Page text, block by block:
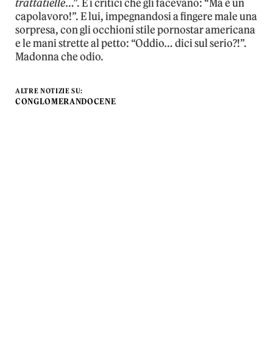
trattatielle…”. E i critici che gli facevano: “Ma è un
capolavoro!”. E lui, impegnandosi a fingere male una
sorpresa, con gli occhioni stile pornostar americana
e le mani strette al petto: “Oddio… dici sul serio?!”.
Madonna che odio.
ALTRE NOTIZIE SU:
CONGLOMERANDOCENE